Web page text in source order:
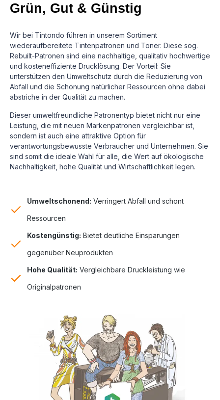
Grün, Gut & Günstig
Wir bei Tintondo führen in unserem Sortiment
wiederaufbereitete Tintenpatronen und Toner. Diese sog.
Rebuilt-Patronen sind eine nachhaltige, qualitativ hochwertige
und kosteneffiziente Drucklösung. Der Vorteil: Sie
unterstützen den Umweltschutz durch die Reduzierung von
Abfall und die Schonung natürlicher Ressourcen ohne dabei
abstriche in der Qualität zu machen.
Dieser umweltfreundliche Patronentyp bietet nicht nur eine
Leistung, die mit neuen Markenpatronen vergleichbar ist,
sondern ist auch eine attraktive Option für
verantwortungsbewusste Verbraucher und Unternehmen. Sie
sind somit die ideale Wahl für alle, die Wert auf ökologische
Nachhaltigkeit, hohe Qualität und Wirtschaftlichkeit legen.
Umweltschonend: Verringert Abfall und schont
Ressourcen
Kostengünstig: Bietet deutliche Einsparungen
gegenüber Neuprodukten
Hohe Qualität: Vergleichbare Druckleistung wie
Originalpatronen